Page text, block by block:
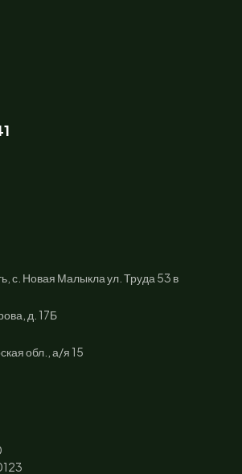
с. Новая Малыкла ул. Труда 53 в
д. 17Б
обл., а/я 15